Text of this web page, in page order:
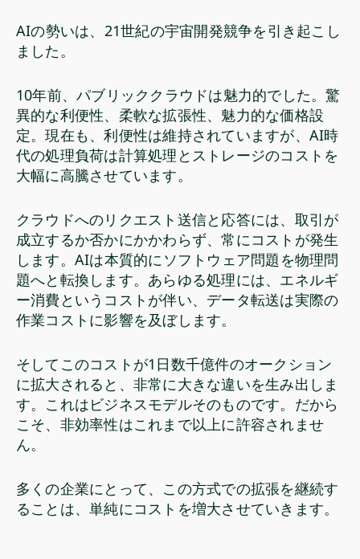
AIの勢いは、21世紀の宇宙開発競争を引き起こし
ました。
10年前、パブリッククラウドは魅力的でした。驚
異的な利便性、柔軟な拡張性、魅力的な価格設
定。現在も、利便性は維持されていますが、AI時
代の処理負荷は計算処理とストレージのコストを
大幅に高騰させています。
クラウドへのリクエスト送信と応答には、取引が
成立するか否かにかかわらず、常にコストが発生
します。AIは本質的にソフトウェア問題を物理問
題へと転換します。あらゆる処理には、エネルギ
ー消費というコストが伴い、データ転送は実際の
作業コストに影響を及ぼします。
そしてこのコストが1日数千億件のオークション
に拡大されると、非常に大きな違いを生み出しま
す。これはビジネスモデルそのものです。だから
こそ、非効率性はこれまで以上に許容されませ
ん。
多くの企業にとって、この方式での拡張を継続す
ることは、単純にコストを増大させていきます。